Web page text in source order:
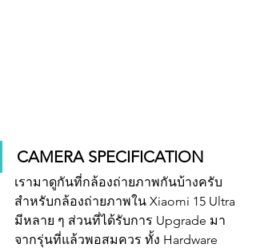
CAMERA SPECIFICATION
เรามาดูกันที่กล้องถ่ายภาพกันบ้างครับ
สำหรับกล้องถ่ายภาพใน Xiaomi 15 Ultra
มีหลาย ๆ ส่วนที่ได้รับการ Upgrade มา
จากรุ่นที่แล้วพอสมควร ทั้ง Hardware